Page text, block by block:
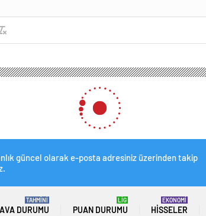
güncel olarak e-posta adresiniz üzerinden takip
DURUMU
TAHMİNİ
PUAN DURUMU
LİG
HISSELER
EKONOMİ